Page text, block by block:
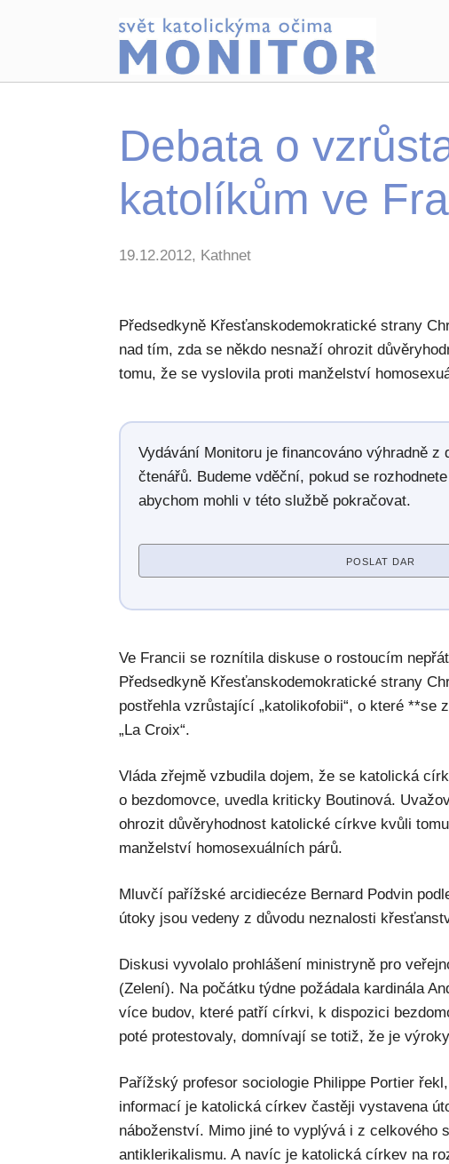
Debata o
katolíkům ve
19.12.2012, Kathnet
Předsedkyně Křesťanskodemokratické strany
nad tím, zda se někdo nesnaží ohrozit
tomu, že se vyslovila proti manželství
Vydávání Monitoru je financováno výhradně z
čtenářů. Budeme vděční, pokud se
abychom mohli v této službě pokračovat.
POSLAT DAR
Ve Francii se roznítila diskuse o rostoucím
Předsedkyně Křesťanskodemokratické strany
postřehla vzrůstající „katolikofobii“, o které **se
„La Croix“.
Vláda zřejmě vzbudila dojem, že se katolická
o bezdomovce, uvedla kriticky Boutinová.
ohrozit důvěryhodnost katolické církve kvůli
manželství homosexuálních párů.
Mluvčí pařížské arcidiecéze Bernard Podvin
útoky jsou vedeny z důvodu neznalosti
Diskusi vyvolalo prohlášení ministryně pro
(Zelení). Na počátku týdne požádala kardinála
více budov, které patří církvi, k dispozici
poté protestovaly, domnívají se totiž, že je
Pařížský profesor sociologie Philippe Portier
informací je katolická církev častěji vystavena
náboženství. Mimo jiné to vyplývá i z celkového
antiklerikalismu. A navíc je katolická církev na